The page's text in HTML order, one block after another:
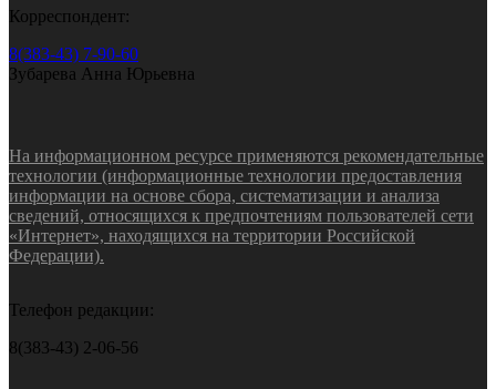
Корреспондент:
8(383-43) 7-90-60
Зубарева Анна Юрьевна
На информационном ресурсе применяются рекомендательные
технологии (информационные технологии предоставления
информации на основе сбора, систематизации и анализа
сведений, относящихся к предпочтениям пользователей сети
«Интернет», находящихся на территории Российской
Федерации).
Телефон редакции:
8(383-43) 2-06-56